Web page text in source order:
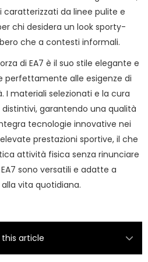
da linee pulite e
chi desidera un look sporty-
che a contesti informali.
di EA7 è il suo stile elegante e
perfettamente alle esigenze di
materiali selezionati e la cura
garantendo una qualità
tecnologie innovative nei
prestazioni sportive, il che
attività fisica senza rinunciare
sono versatili e adatte a
vita quotidiana.
article